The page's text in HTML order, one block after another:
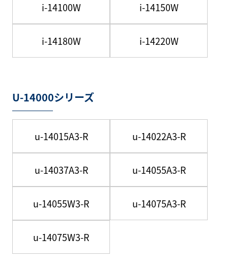
i-14100W i-14150W
i-14180W i-14220W
U-14000シリーズ
u-14015A3-R u-14022A3-R
u-14037A3-R u-14055A3-R
u-14055W3-R u-14075A3-R
u-14075W3-R